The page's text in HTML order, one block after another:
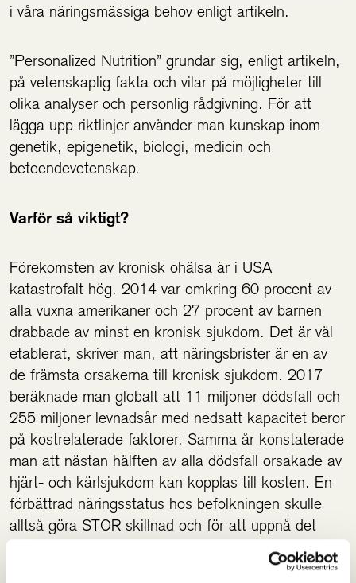
i våra näringsmässiga behov enligt artikeln.
”Personalized Nutrition” grundar sig, enligt artikeln,
på vetenskaplig fakta och vilar på möjligheter till
olika analyser och personlig rådgivning. För att
lägga upp riktlinjer använder man kunskap inom
genetik, epigenetik, biologi, medicin och
beteendevetenskap.
Varför så viktigt?
Förekomsten av kronisk ohälsa är i USA
katastrofalt hög. 2014 var omkring 60 procent av
alla vuxna amerikaner och 27 procent av barnen
drabbade av minst en kronisk sjukdom. Det är väl
etablerat, skriver man, att näringsbrister är en av
de främsta orsakerna till kronisk sjukdom. 2017
beräknade man globalt att 11 miljoner dödsfall och
255 miljoner levnadsår med nedsatt kapacitet beror
på kostrelaterade faktorer. Samma år konstaterade
man att nästan hälften av alla dödsfall orsakade av
hjärt- och kärlsjukdom kan kopplas till kosten. En
förbättrad näringsstatus hos befolkningen skulle
alltså göra STOR skillnad och för att uppnå det